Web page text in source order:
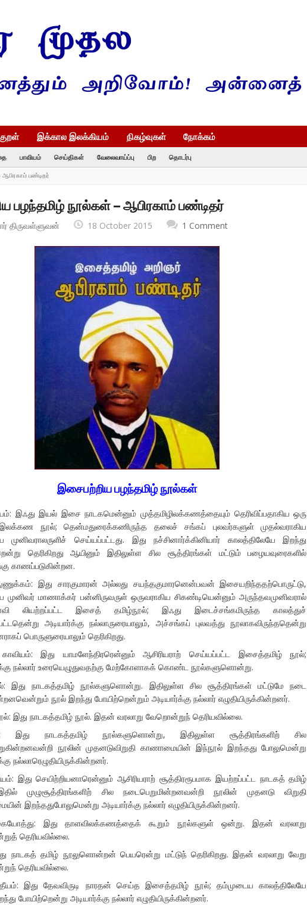
இக்கால இலக்கியம் நிகழ்வுகள் நோக்கம்
பாவியம் செய்திகள் வேலைவாய்ப்பு பிற தொடர்பு
பண்டிதர்
பழந்தமிழ் நூல்கள் – ஆபிரகாம் பண்டிதர்
திருவள்ளுவன் 18 October 2015 1 Comment
இசைபற்றிய பழந்தமிழ் நூல்கள்
இஃது இயல் இசை நாடகமென்னும் முத்தமிழிலக்கணத்தையும் தெரிவிப்பதாகிய ஒரு
நூல்; தென்மதுரைக்கணிருந்த தலைச் சங்கப் புலவர்களுள் முதல்வராகிய
முனிவராலருளிச் செய்யப்பட்டது. இது நச்சினார்க்கினியார் காலத்திலேயே இறந்து
தெரிகிறது ஆயினும் இதிலுள்ள சில சூத்திரங்கள் மட்டும் பழையவுரைகளில்
காணப்படுகின்றன.
இது சாரகுமாரன் அல்லது சயந்தகுமாரனென்பவன் இசையறிந்ததற்பொருட்டு,
முனிவர் மாணாக்கர் பன்னிருவருள் ஒருவராகிய சிகண்டியென்னும் அருந்தவமுனிவரால்
லியற்றப்பட்ட இசைத் தமிழ்நூல்; இஃது இடைச்சங்கமிருந்த காலத்துச்
அடியார்க்கு நல்லாருரையாலும், அச்சங்கப் புலவத்து நூலாகவிருந்ததென்று
பொருளுரையாலும் தெரிகிறது.
இது யாமளேந்திரரென்னும் ஆசிரியராற் செய்யப்பட்ட இசைத்தமிழ் நூல்;
நல்லார் உரையெழுதுவதற்கு மேற்கோளாகக் கொண்ட நூல்களுளொன்று.
இது நாடகத்தமிழ் நூல்களுளொன்று. இதிலுள்ள சில சூத்திரங்கள் மட்டுமே நடை
நூல் இறந்து போயிற்றென்றும் அடியார்க்கு நல்லார் எழுதியிருக்கின்றனர்.
இது நாடகத்தமிழ் நூல். இதன் வரலாறு வேறொன்றுந் தெரியவில்லை.
இது நாடகத்தமிழ் நூல்களுளொன்று, இதிலுள்ள சூத்திரங்களிற் சில
நூலின் முதனடுவிறுதி காணாமையின் இந்நூல் இறந்தது போலுமென்று
நல்லாரெழுதியிருக்கின்றனர்.
இது செயிற்றியனாரென்னும் ஆசிரியராற் சூத்திரரூபமாக இயற்றப்பட்ட நாடகத் தமிழ்
முழுசூத்திரங்களிற் சில நடைபெறுமின்றனவன்றி நூலின் முதனடு விறுதி
இறந்ததுபோலுமென்று அடியார்க்கு நல்லார் எழுதியிருக்கின்றனர்.
இது தாளவிலக்கணத்தைக் கூறும் நூல்களுள் ஒன்று. இதன் வரலாறு
தெரியவில்லை.
நாடகத் தமிழ் நூலுளொன்றன் பெயரென்று மட்டுந் தெரிகிறது. இதன் வரலாறு வேறு
தெரியவில்லை.
இது தேவவிருடி நாரதன் செய்த இசைத்தமிழ் நூல்; தம்முடைய காலத்திலேயே
போயிற்றென்று அடியார்க்கு நல்லார் எழுதியிருக்கின்றனர்.